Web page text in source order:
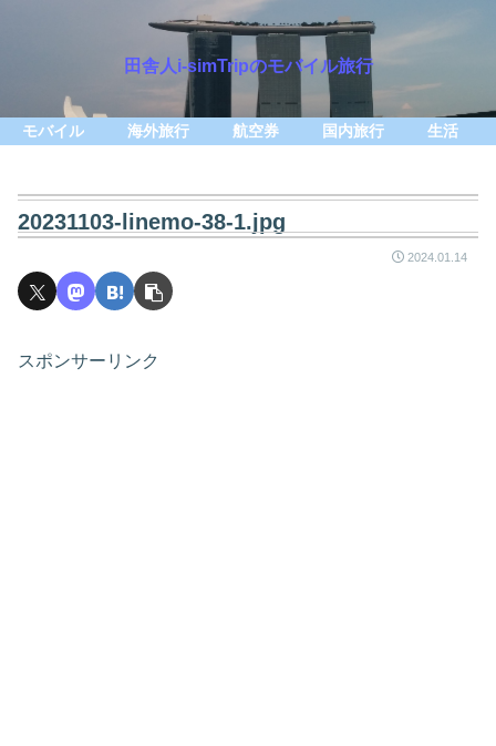
田舎人i-simTripのモバイル旅行
モバイル 海外旅行 航空券 国内旅行 生活
20231103-linemo-38-1.jpg
2024.01.14
スポンサーリンク